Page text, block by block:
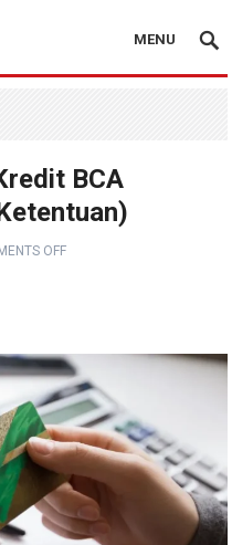
MENU
BCA
OFF